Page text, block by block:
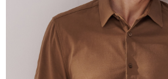
bagaimanapun, bagi mereka yang telah
dan mendaftar sebagai ahli AFTEE boleh
sehingga 45 hari.
Tempoh pembayaran dikira dari masa kedai
ditambah dengan bilangan hari yang boleh
boleh melanjutkan tempoh pembayaran anda